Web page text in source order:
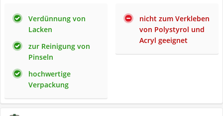
Verdünnung von
Lacken
zur Reinigung von
Pinseln
hochwertige
Verpackung
nicht zum Verkleben
von Polystyrol und
Acryl geeignet